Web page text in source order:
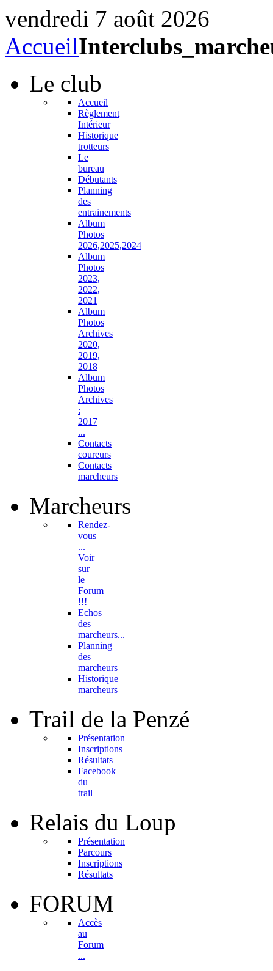
vendredi 7 août 2026
Accueil
Le club
Accueil
Règlement
Intérieur
Historique
trotteurs
Le
bureau
Débutants
Planning
des
entrainements
Album
Photos
2026,2025,2024
Album
Photos
2023,
2022,
2021
Album
Photos
Archives
2020,
2019,
2018
Album
Photos
Archives
:
2017
...
Contacts
coureurs
Contacts
marcheurs
Marcheurs
Rendez-
vous
...
Voir
sur
le
Forum
!!!
Echos
des
marcheurs...
Planning
des
marcheurs
Historique
marcheurs
Trail de la Penzé
Présentation
Inscriptions
Résultats
Facebook
du
trail
Relais du Loup
Présentation
Parcours
Inscriptions
Résultats
FORUM
Accès
au
Forum
...